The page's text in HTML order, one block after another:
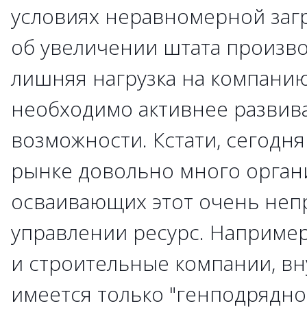
условиях неравномерной
об увеличении штата
лишняя нагрузка на
необходимо активнее
возможности. Кстати,
рынке довольно много
осваивающих этот очень
управлении ресурс.
и строительные компании,
имеется только